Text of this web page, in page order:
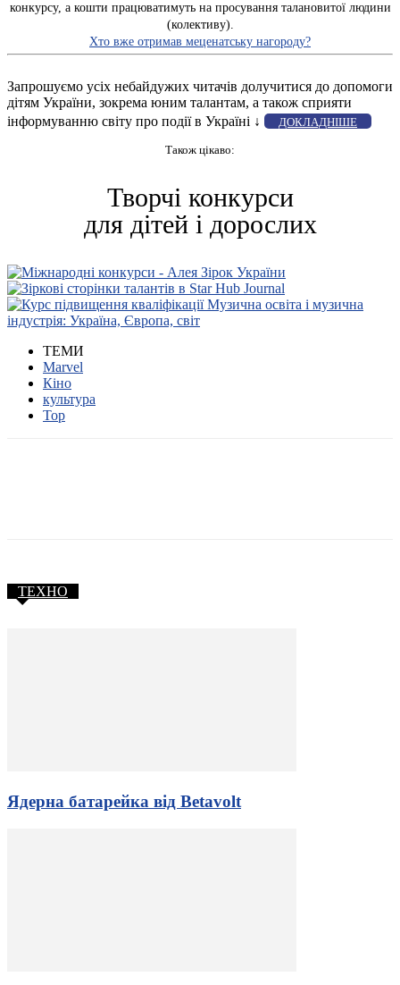
конкурсу, а кошти працюватимуть на просування талановитої людини
(колективу).
Хто вже отримав меценатську нагороду?
Запрошуємо усіх небайдужих читачів долучитися до допомоги
дітям України, зокрема юним талантам, а також сприяти
інформуванню світу про події в Україні ↓
ДОКЛАДНІШЕ
Також цікаво:
Творчі конкурси
для дітей і дорослих
ТЕМИ
Marvel
Кіно
культура
Тор
ТЕХНО
Ядерна батарейка від Betavolt